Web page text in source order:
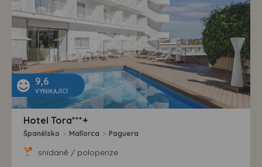
9,6
VYNIKAJÍCÍ
Hotel Tora***+
Španělsko > Mallorca > Paguera
snídaně / polopenze